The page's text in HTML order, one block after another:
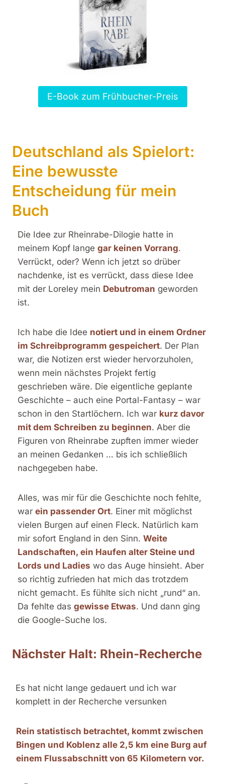
E-Book zum Frühbucher-Preis
Deutschland als Spielort:
Eine bewusste
Entscheidung für mein
Buch
Die Idee zur Rheinrabe-Dilogie hatte in
meinem Kopf lange gar keinen Vorrang.
Verrückt, oder? Wenn ich jetzt so drüber
nachdenke, ist es verrückt, dass diese Idee
mit der Loreley mein Debutroman geworden
ist.
Ich habe die Idee notiert und in einem Ordner
im Schreibprogramm gespeichert. Der Plan
war, die Notizen erst wieder hervorzuholen,
wenn mein nächstes Projekt fertig
geschrieben wäre. Die eigentliche geplante
Geschichte – auch eine Portal-Fantasy – war
schon in den Startlöchern. Ich war kurz davor
mit dem Schreiben zu beginnen. Aber die
Figuren von Rheinrabe zupften immer wieder
an meinen Gedanken … bis ich schließlich
nachgegeben habe.
Alles, was mir für die Geschichte noch fehlte,
war ein passender Ort. Einer mit möglichst
vielen Burgen auf einen Fleck. Natürlich kam
mir sofort England in den Sinn. Weite
Landschaften, ein Haufen alter Steine und
Lords und Ladies wo das Auge hinsieht. Aber
so richtig zufrieden hat mich das trotzdem
nicht gemacht. Es fühlte sich nicht „rund“ an.
Da fehlte das gewisse Etwas. Und dann ging
die Google-Suche los.
Nächster Halt: Rhein-Recherche
Es hat nicht lange gedauert und ich war
komplett in der Recherche versunken
Rein statistisch betrachtet, kommt zwischen
Bingen und Koblenz alle 2,5 km eine Burg auf
einem Flussabschnitt von 65 Kilometern vor.